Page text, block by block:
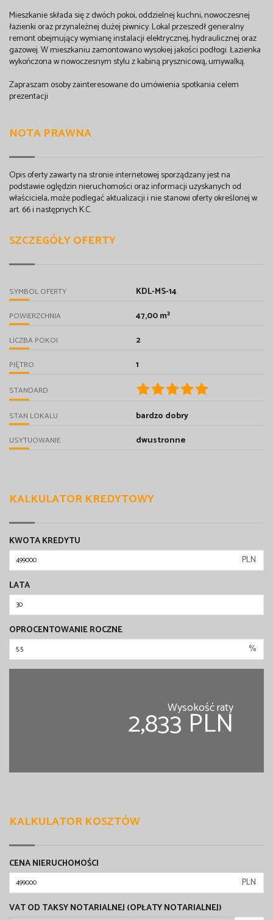
Mieszkanie składa się z dwóch pokoi, oddzielnej kuchni, nowoczesnej
łazienki oraz przynależnej dużej piwnicy. Lokal przeszedł generalny
remont obejmujący wymianę instalacji elektrycznej, hydraulicznej oraz
gazowej. W mieszkaniu zamontowano wysokiej jakości podłogi. Łazienka
wykończona w nowoczesnym stylu z kabiną prysznicową, umywalką.
Zapraszam osoby zainteresowane do umówienia spotkania celem
prezentacji
NOTA PRAWNA
Opis oferty zawarty na stronie internetowej sporządzany jest na
podstawie oględzin nieruchomości oraz informacji uzyskanych od
właściciela, może podlegać aktualizacji i nie stanowi oferty określonej w
art. 66 i następnych K.C.
SZCZEGÓŁY OFERTY
SYMBOL OFERTY KDL-MS-14
POWIERZCHNIA 47,00 m²
LICZBA POKOI 2
PIĘTRO 1
STANDARD
STAN LOKALU bardzo dobry
USYTUOWANIE dwustronne
KALKULATOR KREDYTOWY
KWOTA KREDYTU
PLN
LATA
OPROCENTOWANIE ROCZNE
%
Wysokość raty
2,833 PLN
KALKULATOR KOSZTÓW
CENA NIERUCHOMOŚCI
PLN
VAT OD TAKSY NOTARIALNEJ (OPŁATY NOTARIALNEJ)